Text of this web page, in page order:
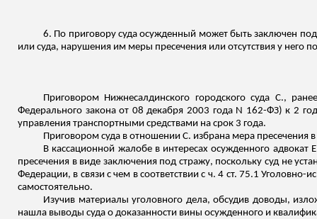
6. По приговору суда осужденный может быть заключен
или суда, нарушения им меры пресечения или отсутствия у него
Приговором Нижнесалдинского городского суда С.,
Федерального закона от 08 декабря 2003 года N 162-ФЗ) к 2
управления транспортными средствами на срок 3 года.
Приговором суда в отношении С. избрана мера пресечения
В кассационной жалобе в интересах осужденного
пресечения в виде заключения под стражу, поскольку суд не
Федерации, в связи с чем в соответствии с ч. 4 ст. 75.1
самостоятельно.
Изучив материалы уголовного дела, обсудив доводы,
нашла выводы суда о доказанности вины осужденного и